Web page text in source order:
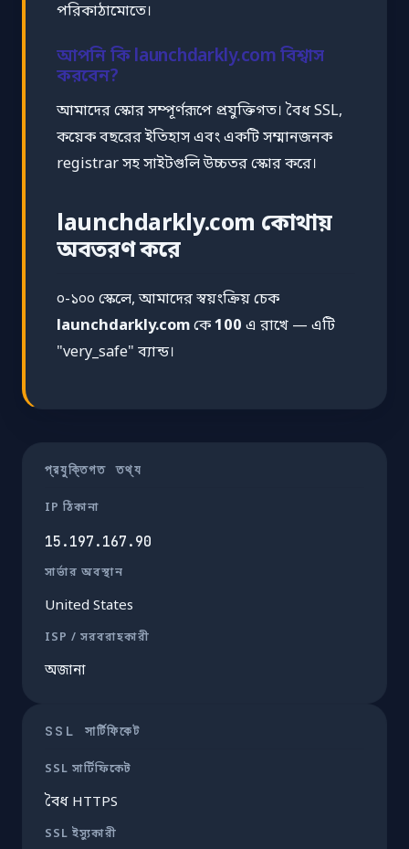
পরিকাঠামোতে।
আপনি কি launchdarkly.com বিশ্বাস
করবেন?
আমাদের স্কোর সম্পূর্ণরূপে প্রযুক্তিগত। বৈধ SSL,
কয়েক বছরের ইতিহাস এবং একটি সম্মানজনক
registrar সহ সাইটগুলি উচ্চতর স্কোর করে।
launchdarkly.com কোথায়
অবতরণ করে
০-১০০ স্কেলে, আমাদের স্বয়ংক্রিয় চেক
launchdarkly.comকে100 এ রাখে — এটি
"very_safe" ব্যান্ড।
প্রযুক্তিগত তথ্য
IP ঠিকানা
15.197.167.90
সার্ভার অবস্থান
United States
ISP / সরবরাহকারী
অজানা
SSL সার্টিফিকেট
SSL সার্টিফিকেট
বৈধ HTTPS
SSL ইস্যুকারী